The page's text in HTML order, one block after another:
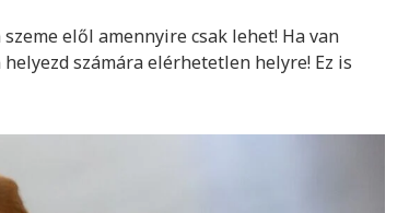
elől amennyire csak lehet! Ha van
számára elérhetetlen helyre! Ez is